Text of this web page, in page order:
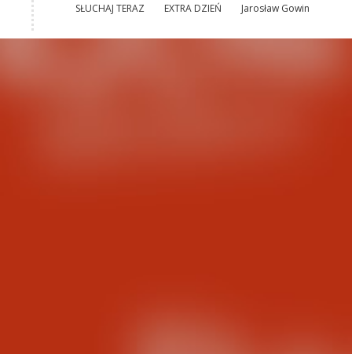
SŁUCHAJ TERAZ EXTRA DZIEŃ Jarosław Gowin